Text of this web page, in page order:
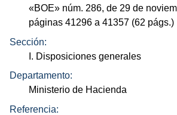
«BOE» núm. 286, de 29 de
páginas 41296 a 41357 (62 págs.)
Sección:
I. Disposiciones generales
Departamento:
Ministerio de Hacienda
Referencia: